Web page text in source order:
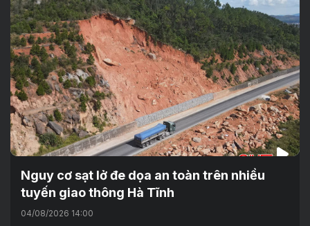
Nguy cơ sạt lở đe dọa an toàn trên nhiều
tuyến giao thông Hà Tĩnh
04/08/2026 14:00